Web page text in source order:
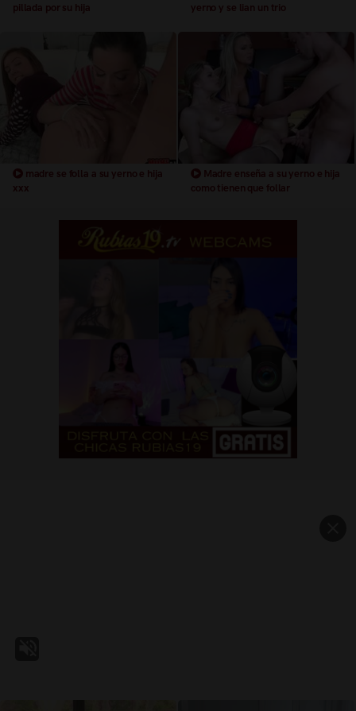
pillada por su hija
yerno y se lian un trio
madre se folla a su yerno e hija
xxx
Madre enseña a su yerno e hija
como tienen que follar